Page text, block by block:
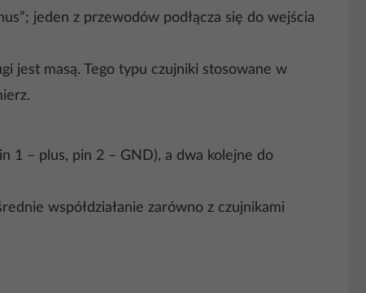
jeden z przewodów podłącza się do wejścia
jest masą. Tego typu czujniki stosowane w
1 – plus, pin 2 – GND), a dwa kolejne do
współdziałanie zarówno z czujnikami